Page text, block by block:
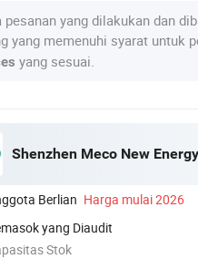
pesanan yang dilakukan dan
yang memenuhi syarat untuk
yang sesuai.
Shenzhen Meco New
Berlian Harga mulai 2026
yang Diaudit
Stok